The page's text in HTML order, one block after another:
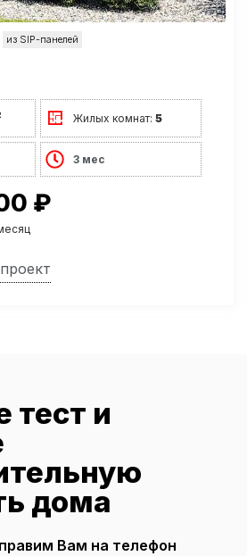
из SIP-панелей
Жилых комнат:5
3 мес
₽
тест и
дома
Вам на телефон